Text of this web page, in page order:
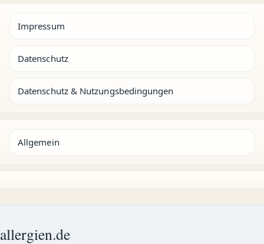
Impressum
Datenschutz
Datenschutz & Nutzungsbedingungen
Allgemein
allergien.de